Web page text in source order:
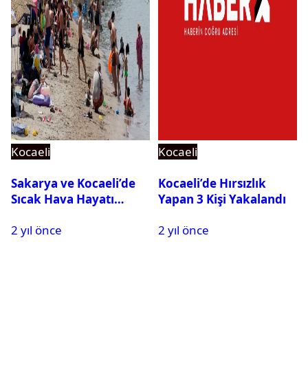
Kocaeli
Sakarya ve Kocaeli’de
Sıcak Hava Hayatı
2 yıl önce
Kocaeli
Kocaeli’de Hırsızlık
Yapan 3 Kişi Yakalandı
2 yıl önce